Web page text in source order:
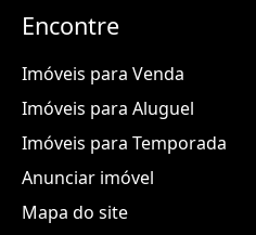
Encontre
Imóveis para Venda
Imóveis para Aluguel
Imóveis para Temporada
Anunciar imóvel
Mapa do site